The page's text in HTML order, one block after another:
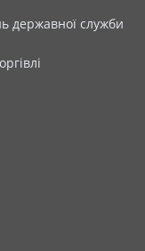
державної служби